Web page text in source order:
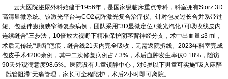
云大医院泌尿外科始建于1956年，是国家级临床重点专科，科室拥有Storz 3D
高清显微系统、钬激光平台与CO2点阵激光复合治疗仪。针对包皮过长合并系带过
短、包茎伴瘢痕狭窄等复杂病例，团队采用“3D显微定位+激光汽化+可吸收线皮内
连续缝合”三步法，10倍放大视野下精准保护阴茎背神经分支，术中出血量≤3 ml，
术后无传统“锯齿”疤痕，缝合线21天内完全吸收，无需返院拆线。2023年科室完成
包皮手术4200余例，其中二次修复病例占7.3%，术后血肿发生率仅0.18%，随访
90天外观满意度98.6%。医院设有儿童镇静中心，对6岁以下男童可实施“吸入麻醉
+骶管阻滞”无痛管理，家长可全程陪护，术后2小时即可离院。